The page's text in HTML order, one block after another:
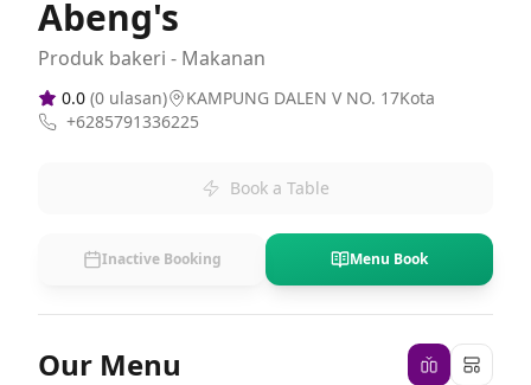
Abeng's
Produk bakeri - Makanan
0.0 (0 ulasan)
KAMPUNG DALEN V NO. 17Kota
+6285791336225
Book a Table
Inactive Booking Menu Book
Our Menu